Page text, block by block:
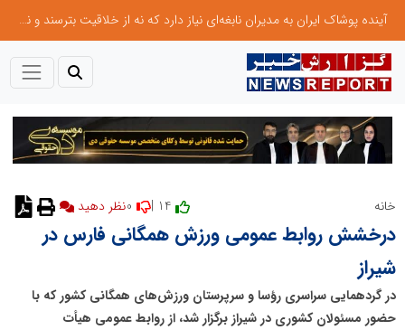
آینده پوشاک ایران به مدیران نابغه‌ای نیاز دارد که نه از خلاقیت بترسند و نه بروکراسی
خانه
درخشش روابط عمومی ورزش همگانی فارس در
شیراز
در گردهمایی سراسری رؤسا و سرپرستان ورزش‌های همگانی کشور که با
حضور مسئولان کشوری در شیراز برگزار شد، از روابط عمومی هیأت